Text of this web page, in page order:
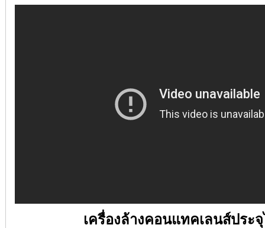
เครื่องล้างคอนแทคเลนส์ประ